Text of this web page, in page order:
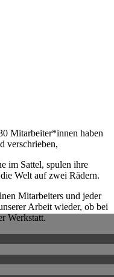
Mitarbeiter*innen haben
verschrieben,
im Sattel, spulen ihre
Welt auf zwei Rädern.
Mitarbeiters und jeder
Arbeit wieder, ob bei
Werkstatt.